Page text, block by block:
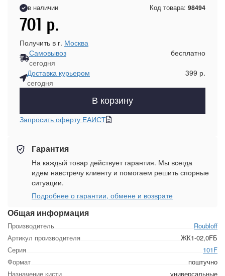
Общая информация
Производитель
Roubloff
Артикул производителя
ЖК1-02,0FБ
Серия
101F
Формат
поштучно
Назначение кисти
универсальные
в наличии Код товара: 98494
701 р.
Получить в г. Москва
Самовывоз
сегодня
бесплатно
Доставка курьером
сегодня
399 р.
В корзину
Запросить оферту ЕАИСТ
Гарантия
На каждый товар действует гарантия. Мы всегда
идем навстречу клиенту и помогаем решить спорные
ситуации.
Подробнее о гарантии, обмене и возврате